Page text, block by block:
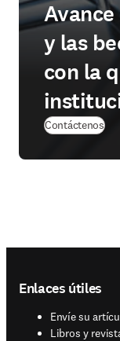
y las
con la
Contáctenos
Enlaces útiles
Envíe su
Libros y
opens in new